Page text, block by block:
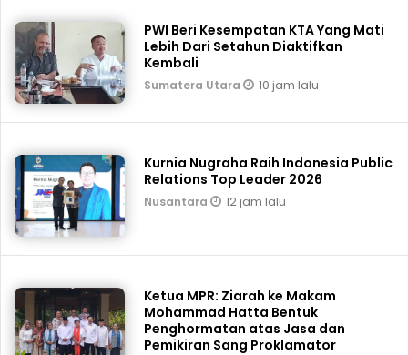
PWI Beri Kesempatan KTA Yang Mati
Lebih Dari Setahun Diaktifkan
Kembali
Sumatera Utara 10 jam lalu
Kurnia Nugraha Raih Indonesia Public
Relations Top Leader 2026
Nusantara 12 jam lalu
Ketua MPR: Ziarah ke Makam
Mohammad Hatta Bentuk
Penghormatan atas Jasa dan
Pemikiran Sang Proklamator